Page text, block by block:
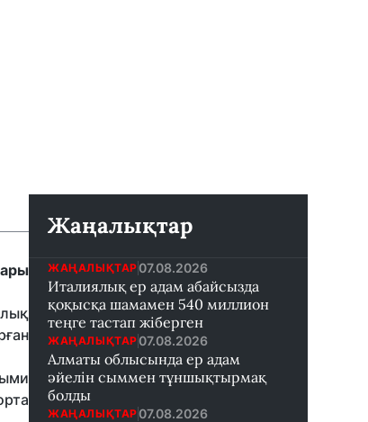
Жаңалықтар
ЖАҢАЛЫҚТАР 07.08.2026
Италиялық ер адам абайсызда
қоқысқа шамамен 540 миллион
теңге тастап жіберген
ЖАҢАЛЫҚТАР 07.08.2026
Алматы облысында ер адам
әйелін сыммен тұншықтырмақ
болды
ЖАҢАЛЫҚТАР 07.08.2026